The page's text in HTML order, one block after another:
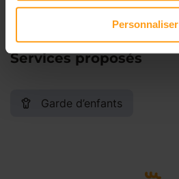
Personnaliser
Services proposés
Garde d’enfants